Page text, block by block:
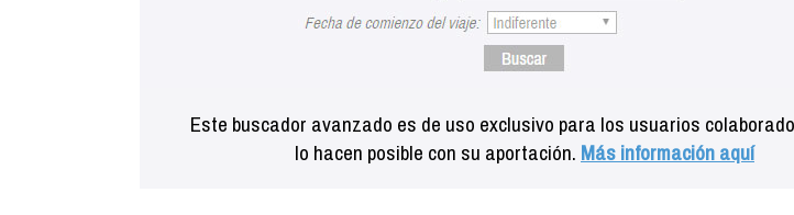
Este buscador avanzado es de uso exclusivo para los usuarios
lo hacen posible con su aportación. Más información aquí